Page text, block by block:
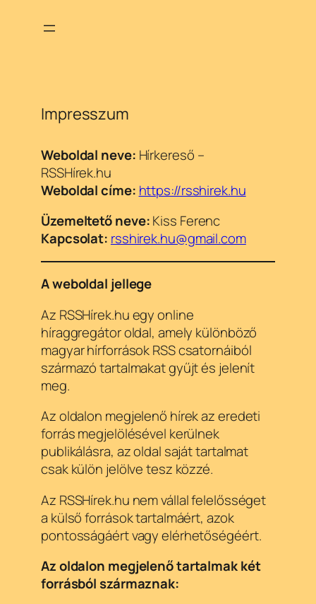
Impresszum
Weboldal neve: Hírkereső –
RSSHírek.hu
Weboldal címe: https://rsshirek.hu
Üzemeltető neve:Kiss Ferenc
Kapcsolat: rsshirek.hu@gmail.com
A weboldal jellege
Az RSSHírek.hu egy online
híraggregátor oldal, amely különböző
magyar hírforrások RSS csatornáiból
származó tartalmakat gyűjt és jelenít
meg.
Az oldalon megjelenő hírek az eredeti
forrás megjelölésével kerülnek
publikálásra, az oldal saját tartalmat
csak külön jelölve tesz közzé.
Az RSSHírek.hu nem vállal felelősséget
a külső források tartalmáért, azok
pontosságáért vagy elérhetőségéért.
Az oldalon megjelenő tartalmak két
forrásból származnak: